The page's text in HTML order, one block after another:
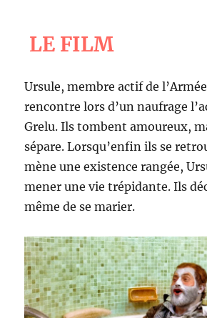
LE FILM
Ursule, membre actif de
rencontre lors d’un naufrage
Grelu. Ils tombent amoureux,
sépare. Lorsqu’enfin ils se
mène une existence rangée,
mener une vie trépidante. Ils
même de se marier.